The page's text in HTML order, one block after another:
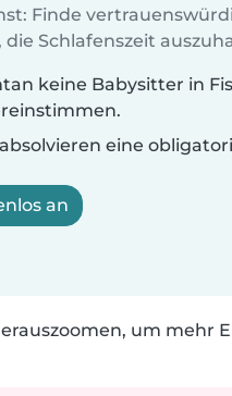
Finde
die Schlafenszeit
keine Babysitter in
eine
an
um mehr